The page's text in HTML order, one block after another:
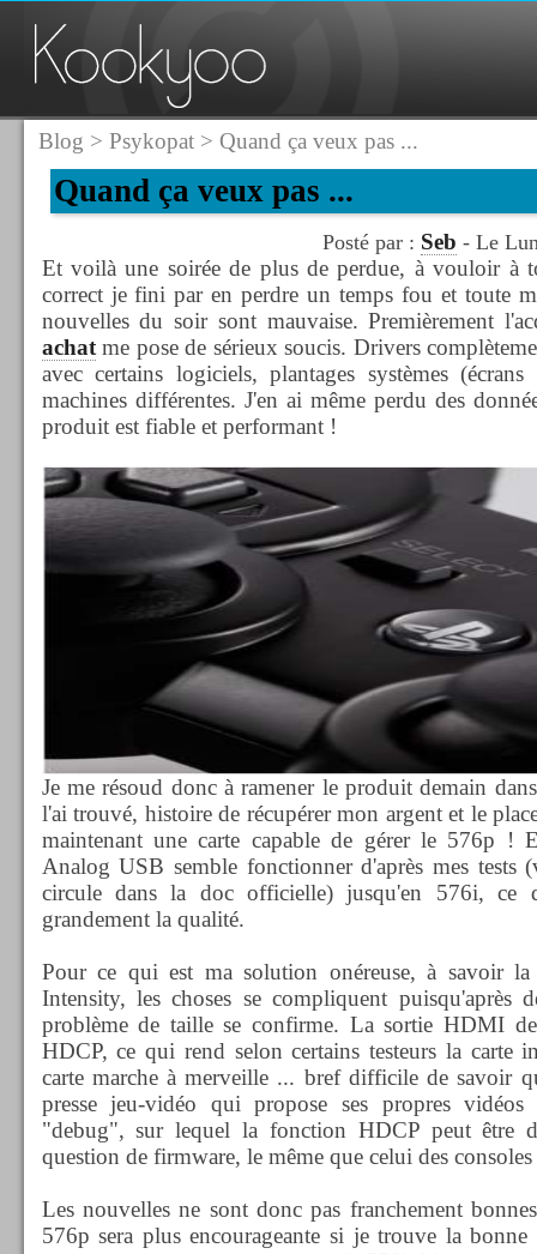
Blog > Psykopat> Quand ça veux pas ...
Quand ça veux pas ...
Posté par : Seb - Le
Et voilà une soirée de plus de perdue, à vouloir à
correct je fini par en perdre un temps fou et toute
nouvelles du soir sont mauvaise. Premièrement
achatme pose de sérieux soucis. Drivers
avec certains logiciels, plantages systèmes
machines différentes. J'en ai même perdu des
produit est fiable et performant !
Je me résoud donc à ramener le produit demain
l'ai trouvé, histoire de récupérer mon argent et le
maintenant une carte capable de gérer le 576p !
Analog USB semble fonctionner d'après mes tests
circule dans la doc officielle) jusqu'en 576i, ce
grandement la qualité.
Pour ce qui est ma solution onéreuse, à savoir
Intensity, les choses se compliquent puisqu'après
problème de taille se confirme. La sortie HDMI
HDCP, ce qui rend selon certains testeurs la carte
carte marche à merveille ... bref difficile de savoir
presse jeu-vidéo qui propose ses propres
"debug", sur lequel la fonction HDCP peut être
question de firmware, le même que celui des
Les nouvelles ne sont donc pas franchement
576p sera plus encourageante si je trouve la